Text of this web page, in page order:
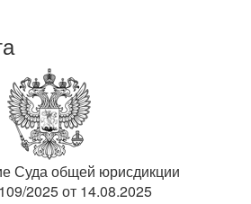
Суда общей юрисдикции
2025 от 14.08.2025